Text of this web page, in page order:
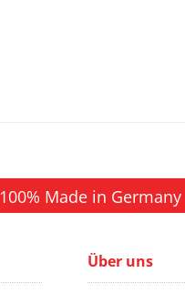
100% Made in Germany
Über uns